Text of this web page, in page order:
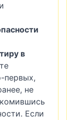
в
первых,
не
Если